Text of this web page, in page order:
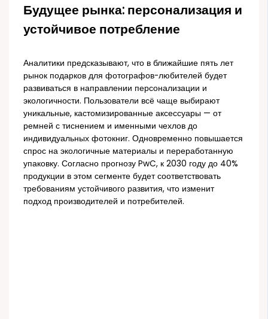
Будущее рынка: персонализация и
устойчивое потребление
Аналитики предсказывают, что в ближайшие пять лет
рынок подарков для фотографов-любителей будет
развиваться в направлении персонализации и
экологичности. Пользователи всё чаще выбирают
уникальные, кастомизированные аксессуары — от
ремней с тиснением и именными чехлов до
индивидуальных фотокниг. Одновременно повышается
спрос на экологичные материалы и переработанную
упаковку. Согласно прогнозу PwC, к 2030 году до 40%
продукции в этом сегменте будет соответствовать
требованиям устойчивого развития, что изменит
подход производителей и потребителей.